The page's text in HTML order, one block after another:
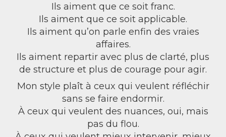
Ils aiment que ce soit franc.
Ils aiment que ce soit applicable.
Ils aiment qu’on parle enfin des vraies
affaires.
Ils aiment repartir avec plus de clarté, plus
de structure et plus de courage pour agir.
Mon style plaît à ceux qui veulent réfléchir
sans se faire endormir.
À ceux qui veulent des nuances, oui, mais
pas du flou.